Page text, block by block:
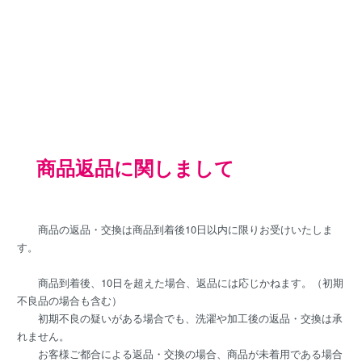
商品返品に関しまして
商品の返品・交換は商品到着後10日以内に限りお受けいたしま
す。
商品到着後、10日を超えた場合、返品には応じかねます。（初期
不良品の場合も含む）
初期不良の疑いがある場合でも、洗濯や加工後の返品・交換は承
れません。
お客様ご都合による返品・交換の場合、商品が未着用である場合